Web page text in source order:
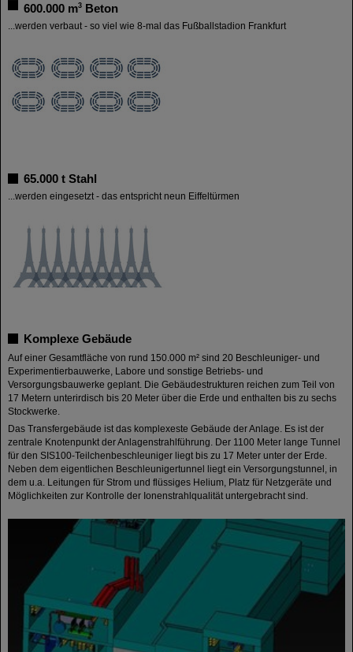
600.000 m3 Beton
...werden verbaut - so viel wie 8-mal das Fußballstadion Frankfurt
65.000 t Stahl
...werden eingesetzt - das entspricht neun Eiffeltürmen
Komplexe Gebäude
Auf einer Gesamtfläche von rund 150.000 m² sind 20 Beschleuniger- und
Experimentierbauwerke, Labore und sonstige Betriebs- und
Versorgungsbauwerke geplant. Die Gebäudestrukturen reichen zum Teil von
17 Metern unterirdisch bis 20 Meter über die Erde und enthalten bis zu sechs
Stockwerke.
Das Transfergebäude ist das komplexeste Gebäude der Anlage. Es ist der
zentrale Knotenpunkt der Anlagenstrahlführung. Der 1100 Meter lange Tunnel
für den SIS100-Teilchenbeschleuniger liegt bis zu 17 Meter unter der Erde.
Neben dem eigentlichen Beschleunigertunnel liegt ein Versorgungstunnel, in
dem u.a. Leitungen für Strom und flüssiges Helium, Platz für Netzgeräte und
Möglichkeiten zur Kontrolle der Ionenstrahlqualität untergebracht sind.